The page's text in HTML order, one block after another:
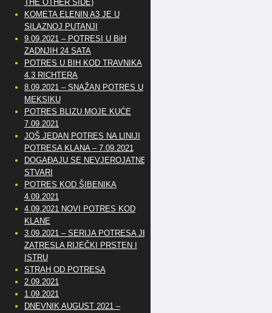
THE OTHER SIDE)
KOMETA ELENIN A3 JE U
SILAZNOJ PUTANJI
9.09.2021 – POTRESI U BiH
ZADNJIH 24 SATA
POTRES U BIH KOD TRAVNIKA
4.3 RICHTERA
8.09.2021 – SNAŽAN POTRES U
MEKSIKU
POTRES BLIZU MOJE KUĆE
7.09.2021
JOŠ JEDAN POTRES NA LINIJI
POTRESA KLANA – 7.09.2021
DOGAĐAJU SE NEVJEROJATNE
STVARI
POTRES KOD ŠIBENIKA
4.09.2021
4.09.2021 NOVI POTRES KOD
KLANE
3.09.2021 – SERIJA POTRESA JE
ZATRESLA RIJEČKI PRSTEN I
ISTRU
STRAH OD POTRESA
2.09.2021
1.09.2021
DNEVNIK AUGUST 2021 –